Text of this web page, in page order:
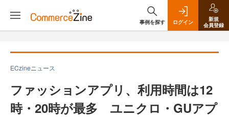
事例を探す ログイン
新規
会員登録
ECzineニュース
ファッションアプリ、利用時間は12
時・20時が最多 ユニクロ・GUアプ